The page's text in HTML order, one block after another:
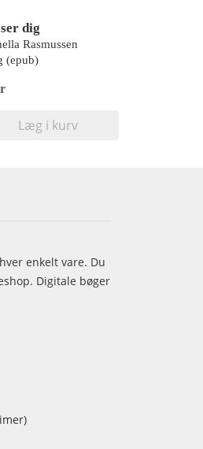
dig
Rasmussen
(epub)
Læg i kurv
enkelt vare. Du
Digitale bøger